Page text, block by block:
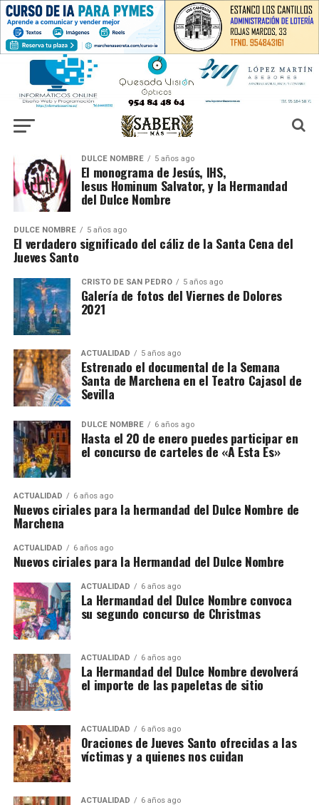
DULCE NOMBRE 5 años ago
El monograma de Jesús, IHS,
Iesus Hominum Salvator, y la Hermandad
del Dulce Nombre
DULCE NOMBRE 5 años ago
El verdadero significado del cáliz de la Santa Cena del
Jueves Santo
CRISTO DE SAN PEDRO 5 años ago
Galería de fotos del Viernes de Dolores
2021
ACTUALIDAD 5 años ago
Estrenado el documental de la Semana
Santa de Marchena en el Teatro Cajasol de
Sevilla
DULCE NOMBRE 6 años ago
Hasta el 20 de enero puedes participar en
el concurso de carteles de «A Esta Es»
ACTUALIDAD 6 años ago
Nuevos ciriales para la hermandad del Dulce Nombre de
Marchena
ACTUALIDAD 6 años ago
Nuevos ciriales para la Hermandad del Dulce Nombre
ACTUALIDAD 6 años ago
La Hermandad del Dulce Nombre convoca
su segundo concurso de Christmas
ACTUALIDAD 6 años ago
La Hermandad del Dulce Nombre devolverá
el importe de las papeletas de sitio
ACTUALIDAD 6 años ago
Oraciones de Jueves Santo ofrecidas a las
víctimas y a quienes nos cuidan
ACTUALIDAD 6 años ago